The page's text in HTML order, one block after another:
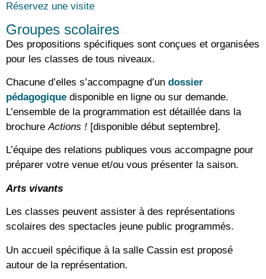
Réservez une visite
Groupes scolaires
Des propositions spécifiques sont conçues et organisées
pour les classes de tous niveaux.
Chacune d’elles s’accompagne d’un dossier
pédagogique disponible en ligne ou sur demande.
L’ensemble de la programmation est détaillée dans la
brochureActions ! [disponible début septembre].
L’équipe des relations publiques vous accompagne pour
préparer votre venue et/ou vous présenter la saison.
Arts vivants
Les classes peuvent assister à des représentations
scolaires des spectacles jeune public programmés.
Un accueil spécifique à la salle Cassin est proposé
autour de la représentation.